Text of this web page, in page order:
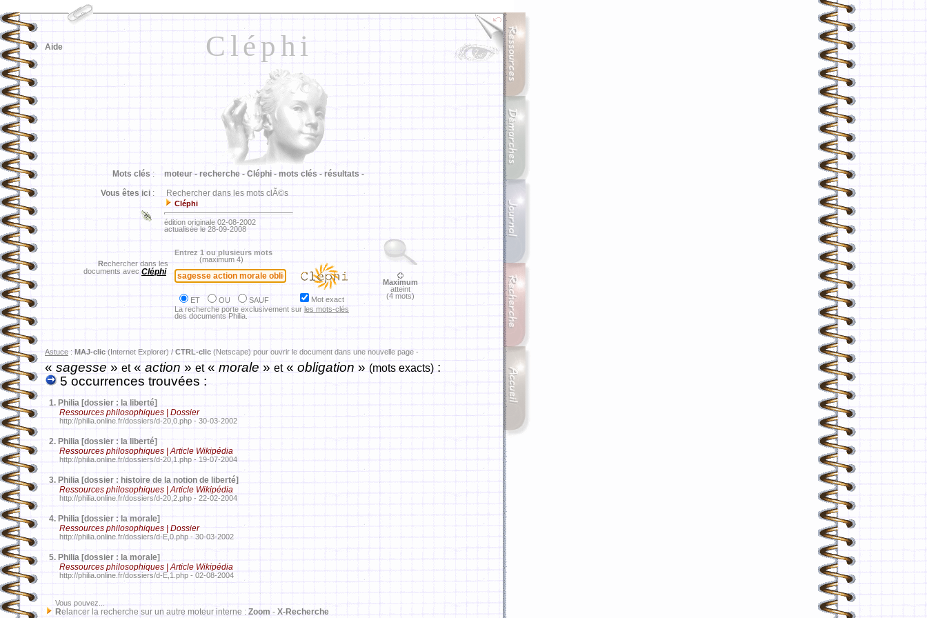
Cléphi
Aide
Mots clés : moteur - recherche - Cléphi - mots clés - résultats -
Vous êtes ici : Rechercher dans les mots clÃ©s
Cléphi
édition originale 02-08-2002
actualisée le 28-09-2008
Rechercher dans les
documents avec Cléphi
Entrez 1 ou plusieurs mots
(maximum 4)
ET OU SAUF
Mot exact
La recherche porte exclusivement sur les mots-clés
des documents Philia.
Maximum
atteint
(4 mots)
Astuce : MAJ-clic (Internet Explorer) / CTRL-clic (Netscape) pour ouvrir le document dans une nouvelle page -
«sagesse » et« action » et« morale » et« obligation » (mots exacts) :
5 occurrences trouvées :
1. Philia [dossier : la liberté]
Ressources philosophiques | Dossier
http://philia.online.fr/dossiers/d-20,0.php - 30-03-2002
2. Philia [dossier : la liberté]
Ressources philosophiques | Article Wikipédia
http://philia.online.fr/dossiers/d-20,1.php - 19-07-2004
3. Philia [dossier : histoire de la notion de liberté]
Ressources philosophiques | Article Wikipédia
http://philia.online.fr/dossiers/d-20,2.php - 22-02-2004
4. Philia [dossier : la morale]
Ressources philosophiques | Dossier
http://philia.online.fr/dossiers/d-E,0.php - 30-03-2002
5. Philia [dossier : la morale]
Ressources philosophiques | Article Wikipédia
http://philia.online.fr/dossiers/d-E,1.php - 02-08-2004
Vous pouvez...
Relancer la recherche sur un autre moteur interne : Zoom - X-Recherche